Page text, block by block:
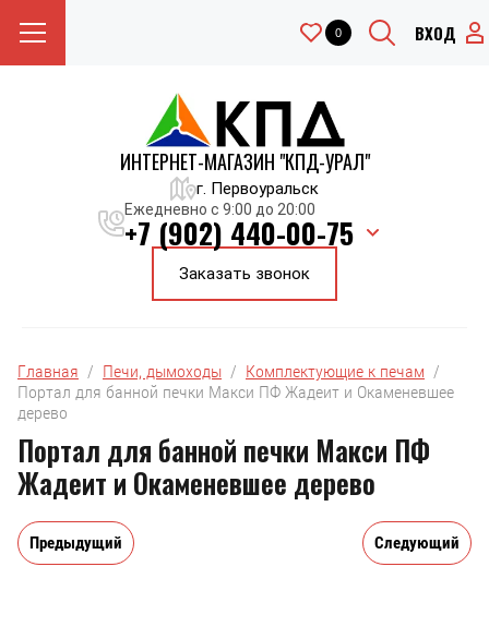
0 ВХОД
ИНТЕРНЕТ-МАГАЗИН "КПД-УРАЛ"
г. Первоуральск
Ежедневно с 9:00 до 20:00
+7 (902) 440-00-75
Заказать звонок
Главная
  /
Печи, дымоходы
  /
Комплектующие к печам
  /
Портал для банной печки Макси ПФ Жадеит и Окаменевшее
дерево
Портал для банной печки Макси ПФ
Жадеит и Окаменевшее дерево
Предыдущий Следующий